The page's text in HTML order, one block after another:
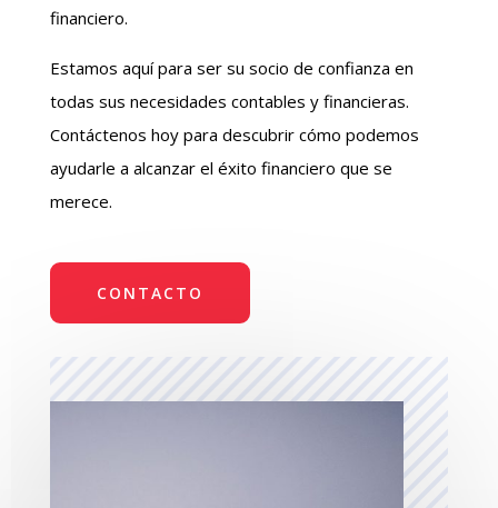
financiero.
Estamos aquí para ser su socio de confianza en
todas sus necesidades contables y financieras.
Contáctenos hoy para descubrir cómo podemos
ayudarle a alcanzar el éxito financiero que se
merece.
CONTACTO